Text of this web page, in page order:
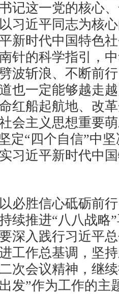
记这一党的核心
习近平同志为核
新时代中国特色
针的科学指引，
波斩浪、不断前
也一定能够越走
红船起航地、改
会主义思想重要
定“四个自信”中
习近平新时代中
胜信心砥砺前行
续推进“八八战略
深入践行习近平
工作总基调，坚
次会议精神，继续
发”作为工作的主